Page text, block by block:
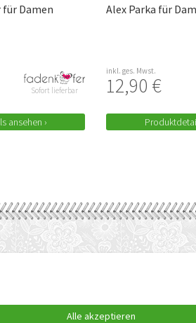
Damen
Sofort lieferbar
ansehen ›
Alex Parka für
inkl. ges. Mwst.
12,90 €
Alle akzeptieren